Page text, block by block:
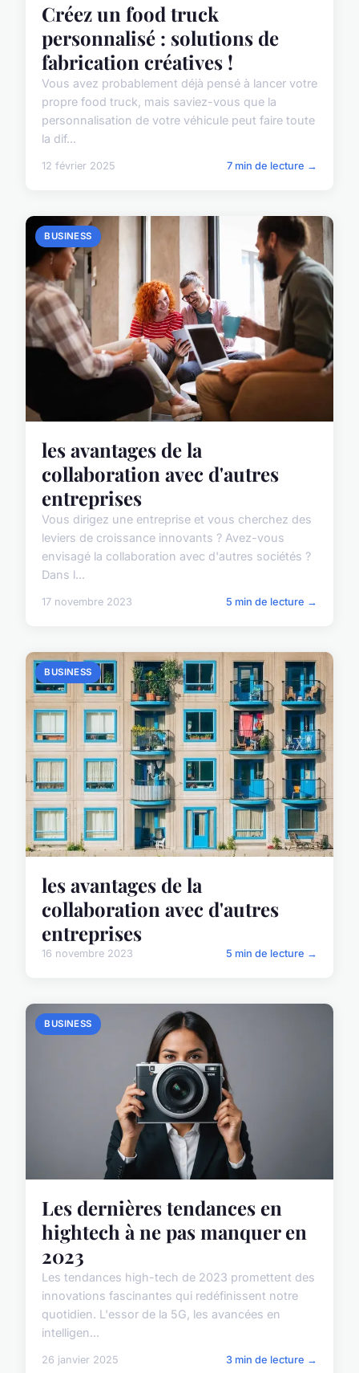
Créez un food truck
personnalisé : solutions de
fabrication créatives !
Vous avez probablement déjà pensé à lancer votre
propre food truck, mais saviez-vous que la
personnalisation de votre véhicule peut faire toute
la dif...
12 février 2025 7 min de lecture →
BUSINESS
les avantages de la
collaboration avec d'autres
entreprises
Vous dirigez une entreprise et vous cherchez des
leviers de croissance innovants ? Avez-vous
envisagé la collaboration avec d'autres sociétés ?
Dans l...
17 novembre 2023 5 min de lecture →
BUSINESS
les avantages de la
collaboration avec d'autres
entreprises
16 novembre 2023 5 min de lecture →
BUSINESS
Les dernières tendances en
hightech à ne pas manquer en
2023
Les tendances high-tech de 2023 promettent des
innovations fascinantes qui redéfinissent notre
quotidien. L'essor de la 5G, les avancées en
intelligen...
26 janvier 2025 3 min de lecture →